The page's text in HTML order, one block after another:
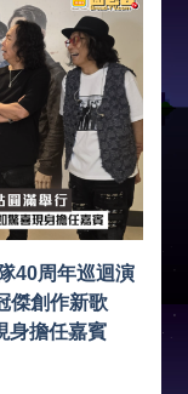
40周年巡迴演
傑創作新歌
身擔任嘉賓